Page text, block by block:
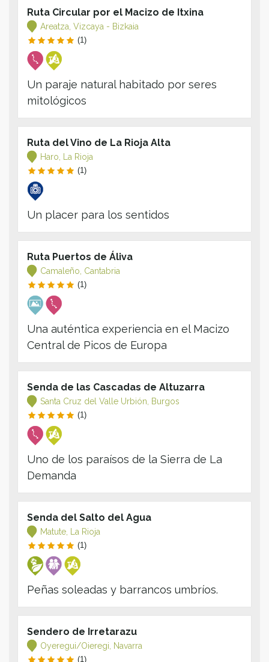
Ruta Circular por el Macizo de Itxina
Areatza, Vizcaya - Bizkaia
(1)
Un paraje natural habitado por seres
mitológicos
Ruta del Vino de La Rioja Alta
Haro, La Rioja
(1)
Un placer para los sentidos
Ruta Puertos de Áliva
Camaleño, Cantabria
(1)
Una auténtica experiencia en el Macizo
Central de Picos de Europa
Senda de las Cascadas de Altuzarra
Santa Cruz del Valle Urbión, Burgos
(1)
Uno de los paraísos de la Sierra de La
Demanda
Senda del Salto del Agua
Matute, La Rioja
(1)
Peñas soleadas y barrancos umbríos.
Sendero de Irretarazu
Oyeregui/Oieregi, Navarra
(1)